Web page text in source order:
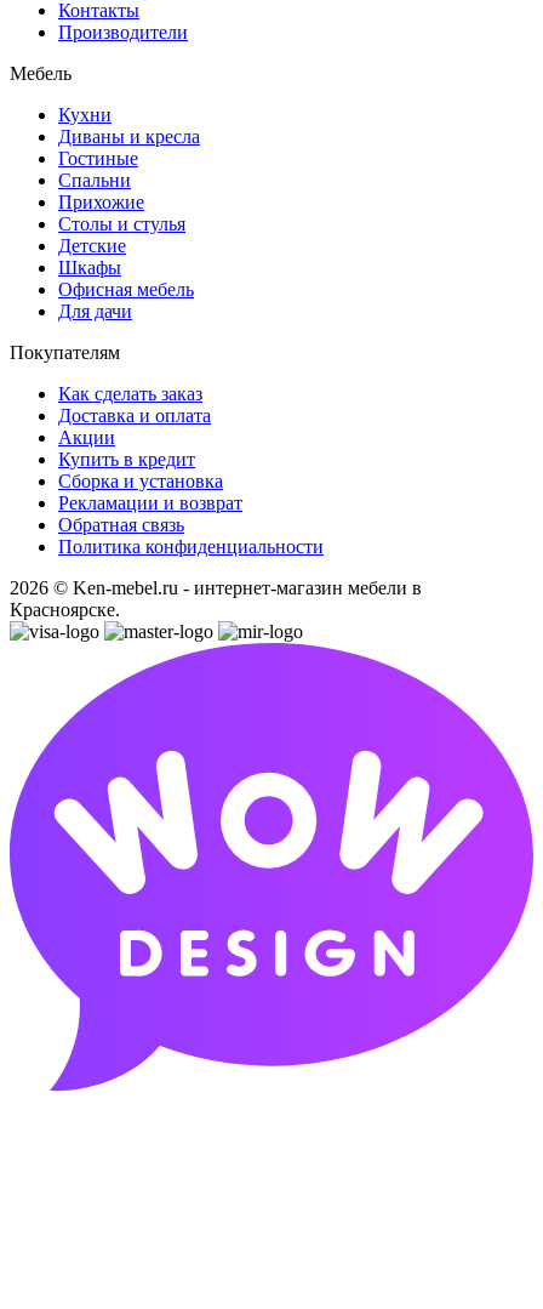
Контакты
Производители
Мебель
Кухни
Диваны и кресла
Гостиные
Спальни
Прихожие
Столы и стулья
Детские
Шкафы
Офисная мебель
Для дачи
Покупателям
Как сделать заказ
Доставка и оплата
Акции
Купить в кредит
Сборка и установка
Рекламации и возврат
Обратная связь
Политика конфиденциальности
2026 © Ken-mebel.ru - интернет-магазин мебели в
Красноярске.